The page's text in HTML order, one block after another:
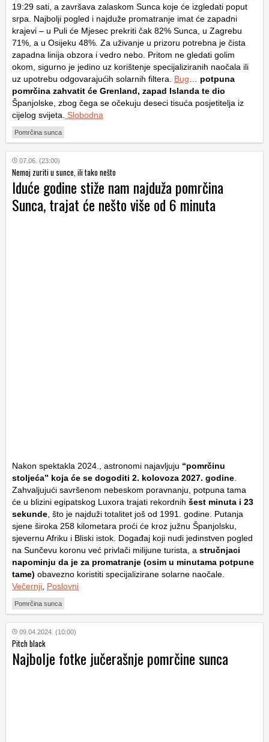
19:29 sati, a završava zalaskom Sunca koje će izgledati poput
srpa. Najbolji pogled i najduže promatranje imat će zapadni
krajevi – u Puli će Mjesec prekriti čak 82% Sunca, u Zagrebu
71%, a u Osijeku 48%. Za uživanje u prizoru potrebna je čista
zapadna linija obzora i vedro nebo. Pritom ne gledati golim
okom, sigurno je jedino uz korištenje specijaliziranih naočala ili
uz upotrebu odgovarajućih solarnih filtera. Bug
potpuna
pomrčina zahvatit će Grenland, zapad Islanda te dio
Španjolske, zbog čega se očekuju deseci tisuća posjetitelja iz
cijelog svijeta. Slobodna
Pomrčina sunca
07.06. (23:00)
Nemoj zuriti u sunce, ili tako nešto
Iduće godine stiže nam najduža pomrčina
Sunca, trajat će nešto više od 6 minuta
Nakon spektakla 2024., astronomi najavljuju “pomrčinu
stoljeća” koja će se dogoditi 2. kolovoza 2027. godine
Zahvaljujući savršenom nebeskom poravnanju, potpuna tama
će u blizini egipatskog Luxora trajati rekordnih šest minuta i 23
sekunde , što je najduži totalitet još od 1991. godine. Putanja
sjene široka 258 kilometara proći će kroz južnu Španjolsku,
sjevernu Afriku i Bliski istok. Događaj koji nudi jedinstven pogled
na Sunčevu koronu već privlači milijune turista, a stručnjaci
napominju da je za promatranje (osim u minutama potpune
tame) obavezno koristiti specijalizirane solarne naočale.
Večernji Poslovni
Pomrčina sunca
09.04.2024. (10:00)
Pitch black
Najbolje fotke jučerašnje pomrčine sunca